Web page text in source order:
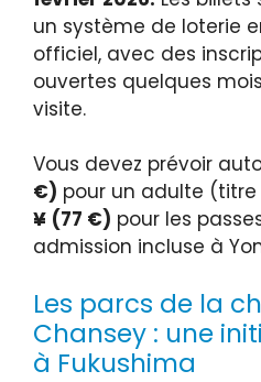
un système de loterie
officiel, avec des
ouvertes quelques
visite.
Vous devez prévoir
€) pour un adulte
¥ (77 €) pour les
admission incluse à
Les parcs de la
Chansey : une
à Fukushima